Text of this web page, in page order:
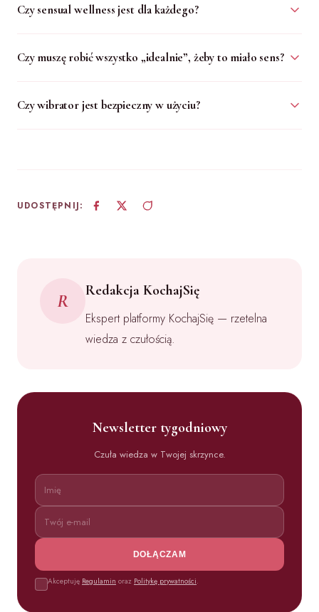
Czy sensual wellness jest dla każdego?
Czy muszę robić wszystko „idealnie”, żeby to miało sens?
Czy wibrator jest bezpieczny w użyciu?
UDOSTĘPNIJ:
R Redakcja KochajSię
Ekspert platformy KochajSię — rzetelna
wiedza z czułością.
Newsletter tygodniowy
Czuła wiedza w Twojej skrzynce.
DOŁĄCZAM
Akceptuję Regulamin oraz Politykę prywatności.